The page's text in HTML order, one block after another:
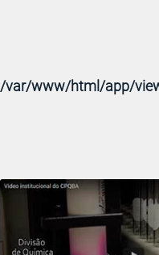
/var/www/html/app/